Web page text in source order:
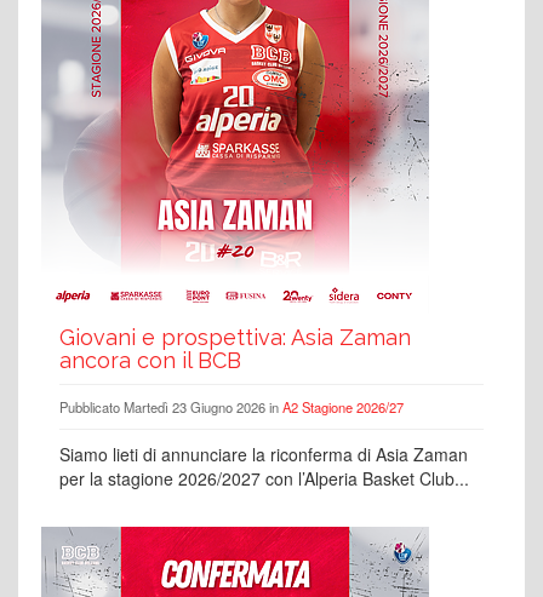
Giovani e prospettiva: Asia Zaman
ancora con il BCB
Pubblicato Martedì 23 Giugno 2026 inA2 Stagione 2026/27
Siamo lieti di annunciare la riconferma di Asia Zaman
per la stagione 2026/2027 con l’Alperia Basket Club...